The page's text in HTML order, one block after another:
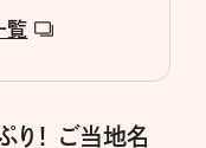
覧
！ ご当地名